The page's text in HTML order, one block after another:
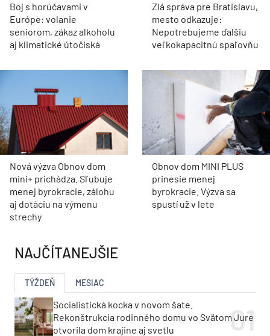
Boj s horúčavami v
Európe: volanie
seniorom, zákaz alkoholu
aj klimatické útočiská
Zlá správa pre Bratislavu,
mesto odkazuje:
Nepotrebujeme ďalšiu
veľkokapacitnú spaľovňu
Nová výzva Obnov dom
mini+ prichádza. Sľubuje
menej byrokracie, zálohu
aj dotáciu na výmenu
strechy
Obnov dom MINI PLUS
prinesie menej
byrokracie. Výzva sa
spustí už v lete
NAJČÍTANEJŠIE
TÝŽDEŇ MESIAC
Socialistická kocka v novom šate.
Rekonštrukcia rodinného domu vo Svätom Jure
otvorila dom krajine aj svetlu